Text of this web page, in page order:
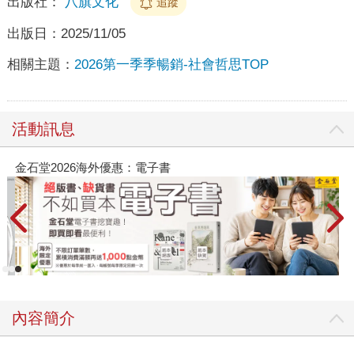
出版日： 2025/11/05
相關主題： 2026第一季季暢銷-社會哲思TOP
活動訊息
電子書
內容簡介